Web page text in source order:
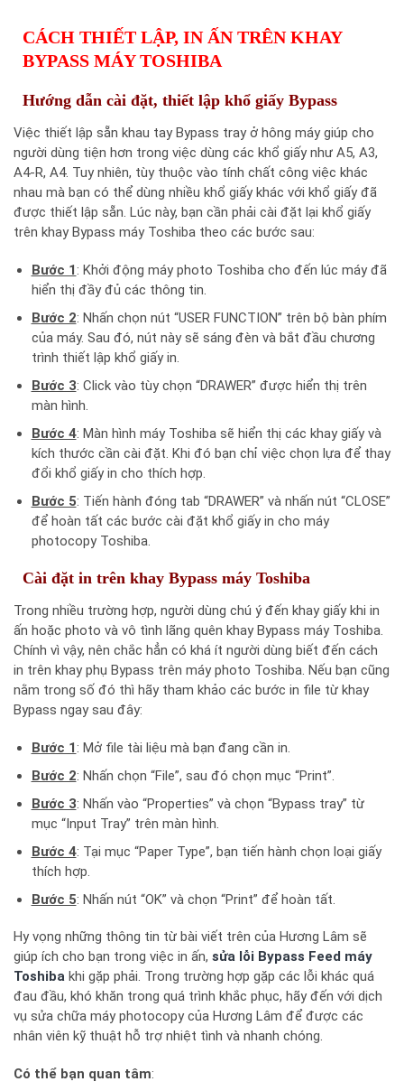
CÁCH THIẾT LẬP, IN ẤN TRÊN KHAY
BYPASS MÁY TOSHIBA
Hướng dẫn cài đặt, thiết lập khổ giấy Bypass
Việc thiết lập sẵn khau tay Bypass tray ở hông máy giúp cho
người dùng tiện hơn trong việc dùng các khổ giấy như A5, A3,
A4-R, A4. Tuy nhiên, tùy thuộc vào tính chất công việc khác
nhau mà bạn có thể dùng nhiều khổ giấy khác với khổ giấy đã
được thiết lập sẵn. Lúc này, bạn cần phải cài đặt lại khổ giấy
trên khay Bypass máy Toshiba theo các bước sau:
Bước 1: Khởi động máy photo Toshiba cho đến lúc máy đã
hiển thị đầy đủ các thông tin.
Bước 2: Nhấn chọn nút “USER FUNCTION” trên bộ bàn phím
của máy. Sau đó, nút này sẽ sáng đèn và bắt đầu chương
trình thiết lập khổ giấy in.
Bước 3: Click vào tùy chọn “DRAWER” được hiển thị trên
màn hình.
Bước 4: Màn hình máy Toshiba sẽ hiển thị các khay giấy và
kích thước cần cài đặt. Khi đó bạn chỉ việc chọn lựa để thay
đổi khổ giấy in cho thích hợp.
Bước 5: Tiến hành đóng tab “DRAWER” và nhấn nút “CLOSE”
để hoàn tất các bước cài đặt khổ giấy in cho máy
photocopy Toshiba.
Cài đặt in trên khay Bypass máy Toshiba
Trong nhiều trường hợp, người dùng chú ý đến khay giấy khi in
ấn hoặc photo và vô tình lãng quên khay Bypass máy Toshiba.
Chính vì vậy, nên chắc hẳn có khá ít người dùng biết đến cách
in trên khay phụ Bypass trên máy photo Toshiba. Nếu bạn cũng
nằm trong số đó thì hãy tham khảo các bước in file từ khay
Bypass ngay sau đây:
Bước 1: Mở file tài liệu mà bạn đang cần in.
Bước 2: Nhấn chọn “File”, sau đó chọn mục “Print”.
Bước 3: Nhấn vào “Properties” và chọn “Bypass tray” từ
mục “Input Tray” trên màn hình.
Bước 4: Tại mục “Paper Type”, bạn tiến hành chọn loại giấy
thích hợp.
Bước 5: Nhấn nút “OK” và chọn “Print” để hoàn tất.
Hy vọng những thông tin từ bài viết trên của Hương Lâm sẽ
giúp ích cho bạn trong việc in ấn, sửa lỗi Bypass Feed máy
Toshiba khi gặp phải. Trong trường hợp gặp các lỗi khác quá
đau đầu, khó khăn trong quá trình khắc phục, hãy đến với dịch
vụ sửa chữa máy photocopy của Hương Lâm để được các
nhân viên kỹ thuật hỗ trợ nhiệt tình và nhanh chóng.
Có thể bạn quan tâm: